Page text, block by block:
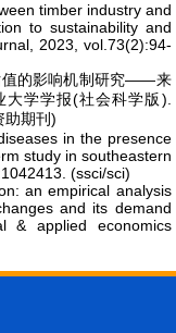
timber industry and
to sustainability and
2023, vol.73(2):94-
值的影响机制研究——来
学学报(社会科学版).
助期刊)
in the presence
study in southeastern
(ssci/sci)
an empirical analysis
and its demand
& applied economics